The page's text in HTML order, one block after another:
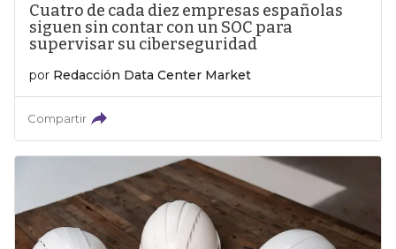
Cuatro de cada diez empresas españolas
siguen sin contar con un SOC para
supervisar su ciberseguridad
por Redacción Data Center Market
Compartir